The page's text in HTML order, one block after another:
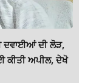
ਦਵਾਈਆਂ ਦੀ ਲੋੜ,
ਕੀਤੀ ਅਪੀਲ, ਦੇਖੋ